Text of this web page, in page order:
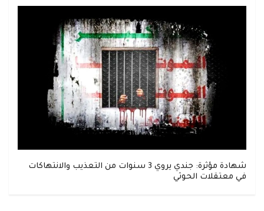
شهادة مؤثرة: جندي يروي 3 سنوات من التعذيب والانتهاكات
في معتقلات الحوثي